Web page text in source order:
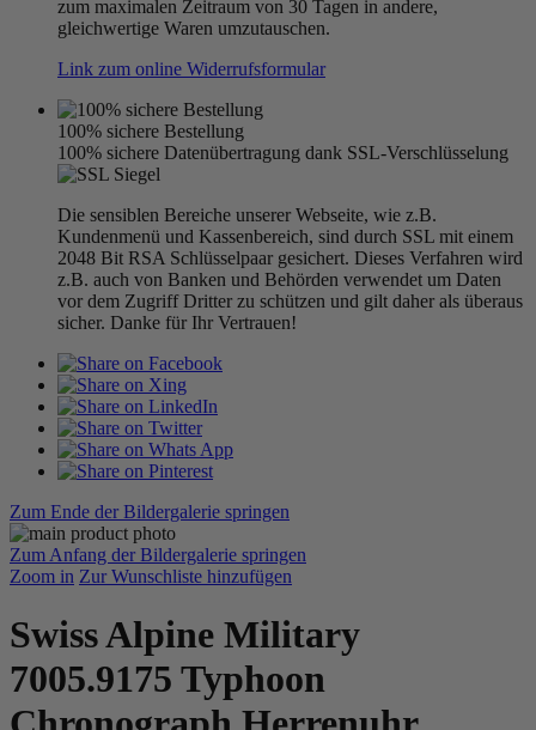
zum maximalen Zeitraum von 30 Tagen in andere,
gleichwertige Waren umzutauschen.
Link zum online Widerrufsformular
100% sichere Bestellung
100% sichere Datenübertragung dank SSL-Verschlüsselung
Die sensiblen Bereiche unserer Webseite, wie z.B.
Kundenmenü und Kassenbereich, sind durch SSL mit einem
2048 Bit RSA Schlüsselpaar gesichert. Dieses Verfahren wird
z.B. auch von Banken und Behörden verwendet um Daten
vor dem Zugriff Dritter zu schützen und gilt daher als überaus
sicher. Danke für Ihr Vertrauen!
Zum Ende der Bildergalerie springen
Zum Anfang der Bildergalerie springen
Zoom in Zur Wunschliste hinzufügen
Swiss Alpine Military
7005.9175 Typhoon